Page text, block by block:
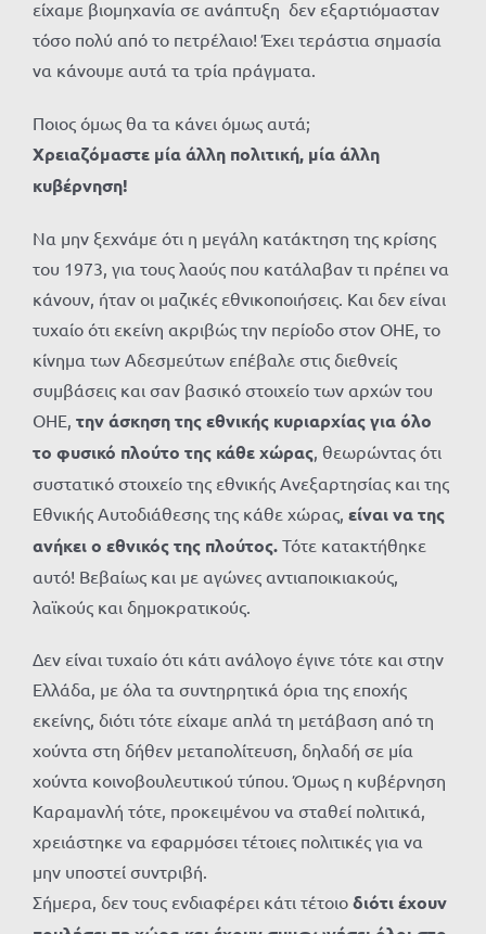
είχαμε βιομηχανία σε ανάπτυξη δεν εξαρτιόμασταν
τόσο πολύ από το πετρέλαιο! Έχει τεράστια σημασία
να κάνουμε αυτά τα τρία πράγματα.
Ποιος όμως θα τα κάνει όμως αυτά;
Χρειαζόμαστε μία άλλη πολιτική, μία άλλη
κυβέρνηση!
Να μην ξεχνάμε ότι η μεγάλη κατάκτηση της κρίσης
του 1973, για τους λαούς που κατάλαβαν τι πρέπει να
κάνουν, ήταν οι μαζικές εθνικοποιήσεις. Και δεν είναι
τυχαίο ότι εκείνη ακριβώς την περίοδο στον ΟΗΕ, το
κίνημα των Αδεσμεύτων επέβαλε στις διεθνείς
συμβάσεις και σαν βασικό στοιχείο των αρχών του
ΟΗΕ, την άσκηση της εθνικής κυριαρχίας για όλο
το φυσικό πλούτο της κάθε χώρας, θεωρώντας ότι
συστατικό στοιχείο της εθνικής Ανεξαρτησίας και της
Εθνικής Αυτοδιάθεσης της κάθε χώρας, είναι να της
ανήκει ο εθνικός της πλούτος. Τότε κατακτήθηκε
αυτό! Βεβαίως και με αγώνες αντιαποικιακούς,
λαϊκούς και δημοκρατικούς.
Δεν είναι τυχαίο ότι κάτι ανάλογο έγινε τότε και στην
Ελλάδα, με όλα τα συντηρητικά όρια της εποχής
εκείνης, διότι τότε είχαμε απλά τη μετάβαση από τη
χούντα στη δήθεν μεταπολίτευση, δηλαδή σε μία
χούντα κοινοβουλευτικού τύπου. Όμως η κυβέρνηση
Καραμανλή τότε, προκειμένου να σταθεί πολιτικά,
χρειάστηκε να εφαρμόσει τέτοιες πολιτικές για να
μην υποστεί συντριβή.
Σήμερα, δεν τους ενδιαφέρει κάτι τέτοιο διότι έχουν